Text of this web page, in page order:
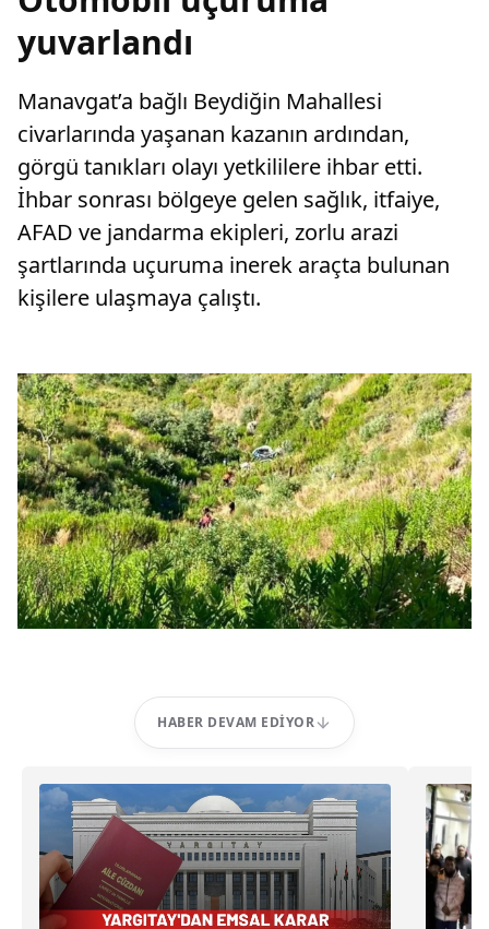
yuvarlandı
Manavgat’a bağlı Beydiğin Mahallesi
civarlarında yaşanan kazanın ardından,
görgü tanıkları olayı yetkililere ihbar etti.
İhbar sonrası bölgeye gelen sağlık, itfaiye,
AFAD ve jandarma ekipleri, zorlu arazi
şartlarında uçuruma inerek araçta bulunan
kişilere ulaşmaya çalıştı.
HABER DEVAM EDIYOR